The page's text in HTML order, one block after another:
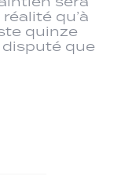
qu’à
quinze
disputé que